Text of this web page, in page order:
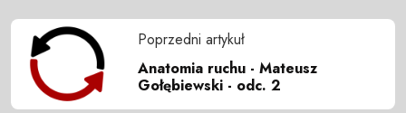
Poprzedni artykuł
Anatomia ruchu - Mateusz
Gołębiewski - odc. 2